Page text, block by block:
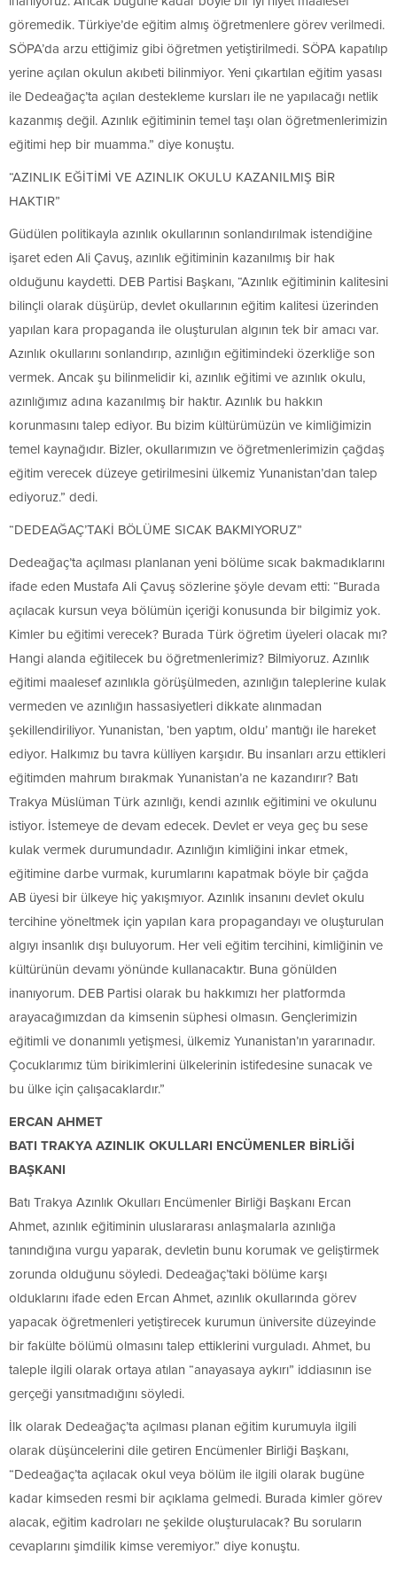
göremedik. Türkiye’de eğitim almış öğretmenlere görev verilmedi.
SÖPA’da arzu ettiğimiz gibi öğretmen yetiştirilmedi. SÖPA kapatılıp
yerine açılan okulun akıbeti bilinmiyor. Yeni çıkartılan eğitim yasası
ile Dedeağaç’ta açılan destekleme kursları ile ne yapılacağı netlik
kazanmış değil. Azınlık eğitiminin temel taşı olan öğretmenlerimizin
eğitimi hep bir muamma.” diye konuştu.
“AZINLIK EĞİTİMİ VE AZINLIK OKULU KAZANILMIŞ BİR
HAKTIR”
Güdülen politikayla azınlık okullarının sonlandırılmak istendiğine
işaret eden Ali Çavuş, azınlık eğitiminin kazanılmış bir hak
olduğunu kaydetti. DEB Partisi Başkanı, “Azınlık eğitiminin kalitesini
bilinçli olarak düşürüp, devlet okullarının eğitim kalitesi üzerinden
yapılan kara propaganda ile oluşturulan algının tek bir amacı var.
Azınlık okullarını sonlandırıp, azınlığın eğitimindeki özerkliğe son
vermek. Ancak şu bilinmelidir ki, azınlık eğitimi ve azınlık okulu,
azınlığımız adına kazanılmış bir haktır. Azınlık bu hakkın
korunmasını talep ediyor. Bu bizim kültürümüzün ve kimliğimizin
temel kaynağıdır. Bizler, okullarımızın ve öğretmenlerimizin çağdaş
eğitim verecek düzeye getirilmesini ülkemiz Yunanistan’dan talep
ediyoruz.” dedi.
“DEDEAĞAÇ’TAKİ BÖLÜME SICAK BAKMIYORUZ”
Dedeağaç’ta açılması planlanan yeni bölüme sıcak bakmadıklarını
ifade eden Mustafa Ali Çavuş sözlerine şöyle devam etti: “Burada
açılacak kursun veya bölümün içeriği konusunda bir bilgimiz yok.
Kimler bu eğitimi verecek? Burada Türk öğretim üyeleri olacak mı?
Hangi alanda eğitilecek bu öğretmenlerimiz? Bilmiyoruz. Azınlık
eğitimi maalesef azınlıkla görüşülmeden, azınlığın taleplerine kulak
vermeden ve azınlığın hassasiyetleri dikkate alınmadan
şekillendiriliyor. Yunanistan, ‘ben yaptım, oldu’ mantığı ile hareket
ediyor. Halkımız bu tavra külliyen karşıdır. Bu insanları arzu ettikleri
eğitimden mahrum bırakmak Yunanistan’a ne kazandırır? Batı
Trakya Müslüman Türk azınlığı, kendi azınlık eğitimini ve okulunu
istiyor. İstemeye de devam edecek. Devlet er veya geç bu sese
kulak vermek durumundadır. Azınlığın kimliğini inkar etmek,
eğitimine darbe vurmak, kurumlarını kapatmak böyle bir çağda
AB üyesi bir ülkeye hiç yakışmıyor. Azınlık insanını devlet okulu
tercihine yöneltmek için yapılan kara propagandayı ve oluşturulan
algıyı insanlık dışı buluyorum. Her veli eğitim tercihini, kimliğinin ve
kültürünün devamı yönünde kullanacaktır. Buna gönülden
inanıyorum. DEB Partisi olarak bu hakkımızı her platformda
arayacağımızdan da kimsenin süphesi olmasın. Gençlerimizin
eğitimli ve donanımlı yetişmesi, ülkemiz Yunanistan’ın yararınadır.
Çocuklarımız tüm birikimlerini ülkelerinin istifedesine sunacak ve
bu ülke için çalışacaklardır.”
ERCAN AHMET
BATI TRAKYA AZINLIK OKULLARI ENCÜMENLER BİRLİĞİ
BAŞKANI
Batı Trakya Azınlık Okulları Encümenler Birliği Başkanı Ercan
Ahmet, azınlık eğitiminin uluslararası anlaşmalarla azınlığa
tanındığına vurgu yaparak, devletin bunu korumak ve geliştirmek
zorunda olduğunu söyledi. Dedeağaç’taki bölüme karşı
olduklarını ifade eden Ercan Ahmet, azınlık okullarında görev
yapacak öğretmenleri yetiştirecek kurumun üniversite düzeyinde
bir fakülte bölümü olmasını talep ettiklerini vurguladı. Ahmet, bu
taleple ilgili olarak ortaya atılan “anayasaya aykırı” iddiasının ise
gerçeği yansıtmadığını söyledi.
İlk olarak Dedeağaç’ta açılması planan eğitim kurumuyla ilgili
olarak düşüncelerini dile getiren Encümenler Birliği Başkanı,
“Dedeağaç’ta açılacak okul veya bölüm ile ilgili olarak bugüne
kadar kimseden resmi bir açıklama gelmedi. Burada kimler görev
alacak, eğitim kadroları ne şekilde oluşturulacak? Bu soruların
cevaplarını şimdilik kimse veremiyor.” diye konuştu.